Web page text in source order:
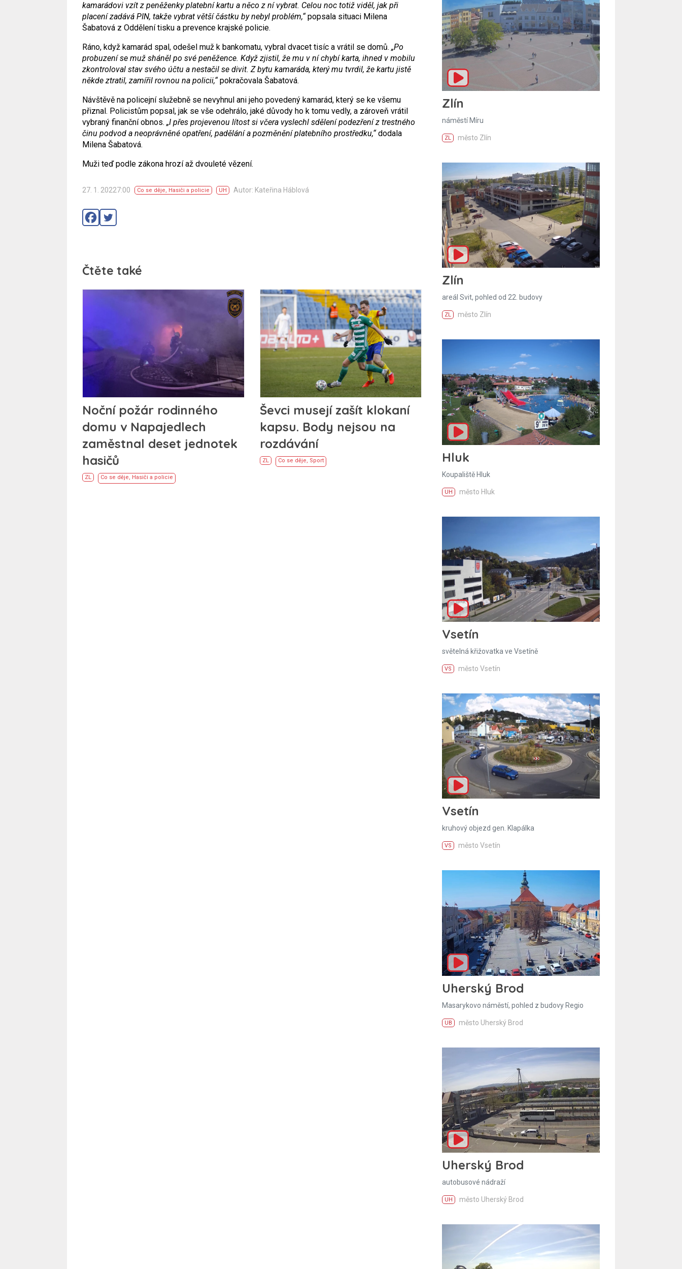
kamarádovi vzít z peněženky platební kartu a něco z ní vybrat. Celou noc totiž viděl, jak při
placení zadává PIN, takže vybrat větší částku by nebyl problém,“popsala situaci Milena
Šabatová z Oddělení tisku a prevence krajské policie.
Ráno, když kamarád spal, odešel muž k bankomatu, vybral dvacet tisíc a vrátil se domů. „Po
probuzení se muž sháněl po své peněžence. Když zjistil, že mu v ní chybí karta, ihned v mobilu
zkontroloval stav svého účtu a nestačil se divit. Z bytu kamaráda, který mu tvrdil, že kartu jistě
někde ztratil, zamířil rovnou na policii,“pokračovala Šabatová.
Návštěvě na policejní služebně se nevyhnul ani jeho povedený kamarád, který se ke všemu
přiznal. Policistům popsal, jak se vše odehrálo, jaké důvody ho k tomu vedly, a zároveň vrátil
vybraný finanční obnos. „I přes projevenou lítost si včera vyslechl sdělení podezření z trestného
činu podvod a neoprávněné opatření, padělání a pozměnění platebního prostředku,“dodala
Milena Šabatová.
Muži teď podle zákona hrozí až dvouleté vězení.
27. 1. 20227:00 Co se děje, Hasiči a policie UH Autor: Kateřina Háblová
Čtěte také
Noční požár rodinného
domu v Napajedlech
zaměstnal deset jednotek
hasičů
ZL Co se děje, Hasiči a policie
Ševci musejí zašít klokaní
kapsu. Body nejsou na
rozdávání
ZL Co se děje, Sport
Zlín
náměstí Míru
ZL město Zlín
Zlín
areál Svit, pohled od 22. budovy
ZL město Zlín
Hluk
Koupaliště Hluk
UH město Hluk
Vsetín
světelná křižovatka ve Vsetíně
VS město Vsetín
Vsetín
kruhový objezd gen. Klapálka
VS město Vsetín
Uherský Brod
Masarykovo náměstí, pohled z budovy Regio
UB město Uherský Brod
Uherský Brod
autobusové nádraží
UH město Uherský Brod